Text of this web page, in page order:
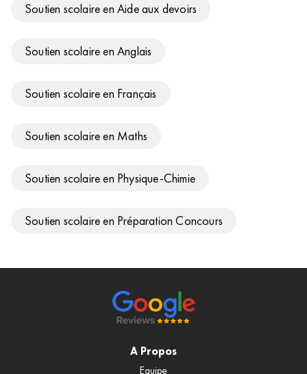
Soutien scolaire en Aide aux devoirs
Soutien scolaire en Anglais
Soutien scolaire en Français
Soutien scolaire en Maths
Soutien scolaire en Physique-Chimie
Soutien scolaire en Préparation Concours
A Propos
Equipe